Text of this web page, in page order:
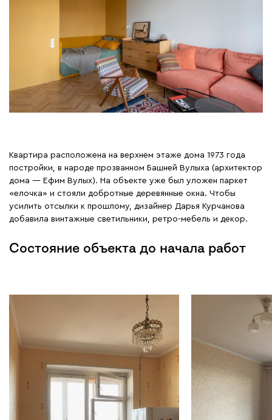
Квартира расположена на верхнем этаже дома 1973 года
постройки, в народе прозванном Башней Вулыха (архитектор
дома — Ефим Вулых). На объекте уже был уложен паркет
«елочка» и стояли добротные деревянные окна. Чтобы
усилить отсылки к прошлому, дизайнер Дарья Курчанова
добавила винтажные светильники, ретро-мебель и декор.
Состояние объекта до начала работ